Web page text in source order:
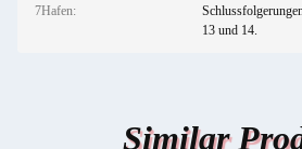
7Hafen:
13 und 14.
Similar